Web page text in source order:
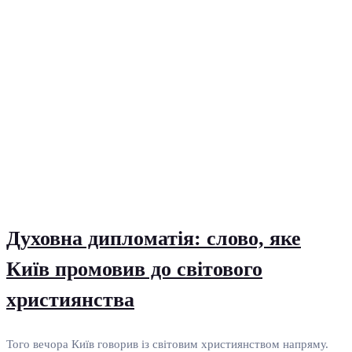
Духовна дипломатія: слово, яке
Київ промовив до світового
християнства
Того вечора Київ говорив із світовим християнством напряму.